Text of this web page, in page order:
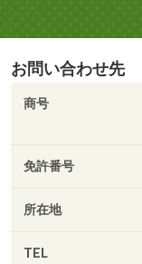
お問い合わせ先
商号
免許番号
所在地
TEL